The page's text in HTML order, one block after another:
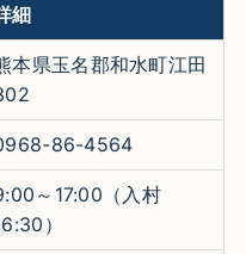
細
本県玉名郡和水町江田
86-4564
～17:00（入村
）